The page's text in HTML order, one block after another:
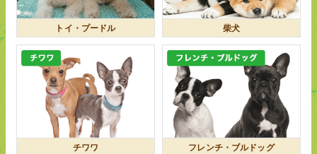
トイ・プードル 柴犬
チワワ フレンチ・ブルドッグ